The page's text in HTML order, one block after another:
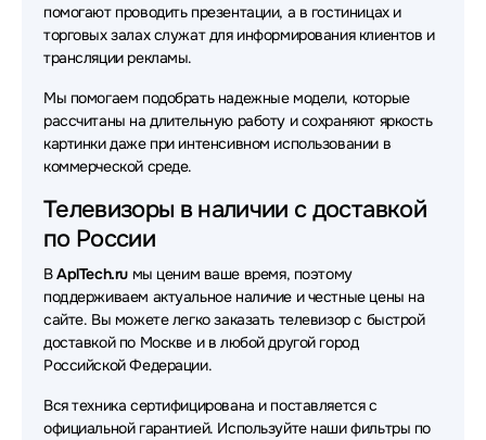
помогают проводить презентации, а в гостиницах и
торговых залах служат для информирования клиентов и
трансляции рекламы.
Мы помогаем подобрать надежные модели, которые
рассчитаны на длительную работу и сохраняют яркость
картинки даже при интенсивном использовании в
коммерческой среде.
Телевизоры в наличии с доставкой
по России
ВAplTech.ruмы ценим ваше время, поэтому
поддерживаем актуальное наличие и честные цены на
сайте. Вы можете легко заказать телевизор с быстрой
доставкой по Москве и в любой другой город
Российской Федерации.
Вся техника сертифицирована и поставляется с
официальной гарантией. Используйте наши фильтры по